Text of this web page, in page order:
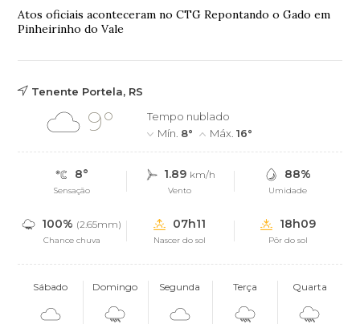
Atos oficiais aconteceram no CTG Repontando o Gado em
Pinheirinho do Vale
Tenente Portela, RS
9°
Tempo nublado
Mín. 8° Máx.16°
8°
Sensação
1.89 km/h
Vento
88%
Umidade
100% (2.65mm)
Chance chuva
07h11
Nascer do sol
18h09
Pôr do sol
Sábado Domingo Segunda Terça Quarta